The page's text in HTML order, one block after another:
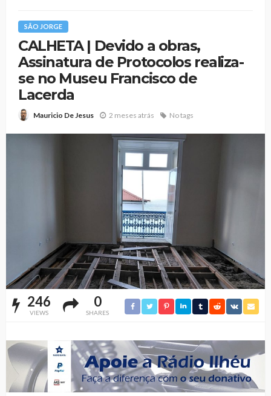
SÃO JORGE
CALHETA | Devido a obras,
Assinatura de Protocolos realiza-
se no Museu Francisco de
Lacerda
Mauricio De Jesus 2 meses atrás No tags
246
VIEWS
0
SHARES